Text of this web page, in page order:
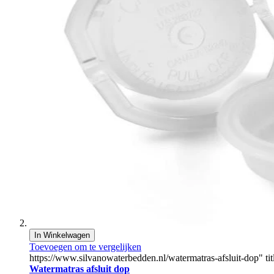
In Winkelwagen
Toevoegen om te vergelijken
https://www.silvanowaterbedden.nl/watermatras-afsluit-dop"
Watermatras afsluit dop